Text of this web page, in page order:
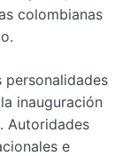
colombianas
personalidades
inauguración
Autoridades
e